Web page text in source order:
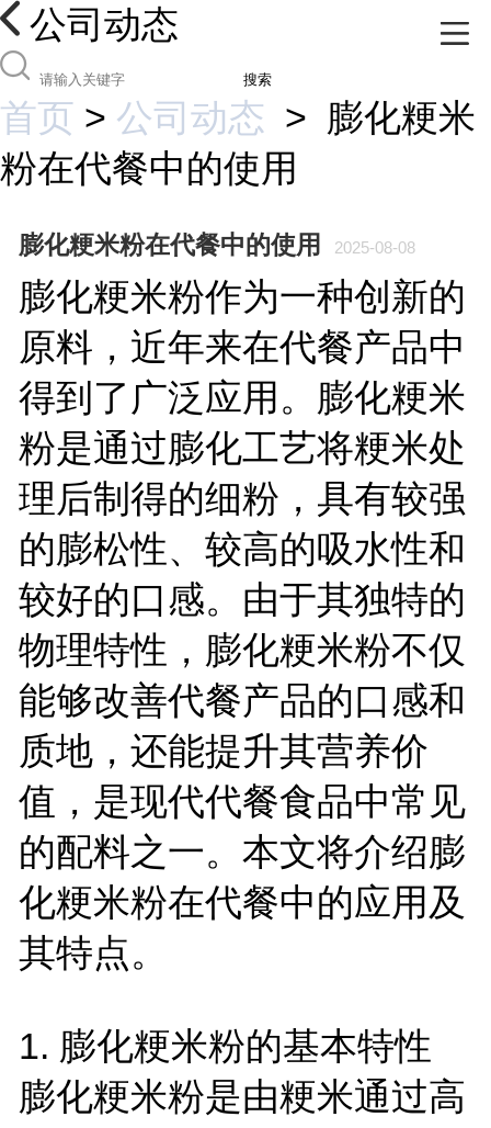
公司动态
搜索
首页 > 公司动态 > 膨化粳米
粉在代餐中的使用
膨化粳米粉在代餐中的使用 2025-08-08
膨化粳米粉作为一种创新的
原料，近年来在代餐产品中
得到了广泛应用。膨化粳米
粉是通过膨化工艺将粳米处
理后制得的细粉，具有较强
的膨松性、较高的吸水性和
较好的口感。由于其独特的
物理特性，膨化粳米粉不仅
能够改善代餐产品的口感和
质地，还能提升其营养价
值，是现代代餐食品中常见
的配料之一。本文将介绍膨
化粳米粉在代餐中的应用及
其特点。
1. 膨化粳米粉的基本特性
膨化粳米粉是由粳米通过高